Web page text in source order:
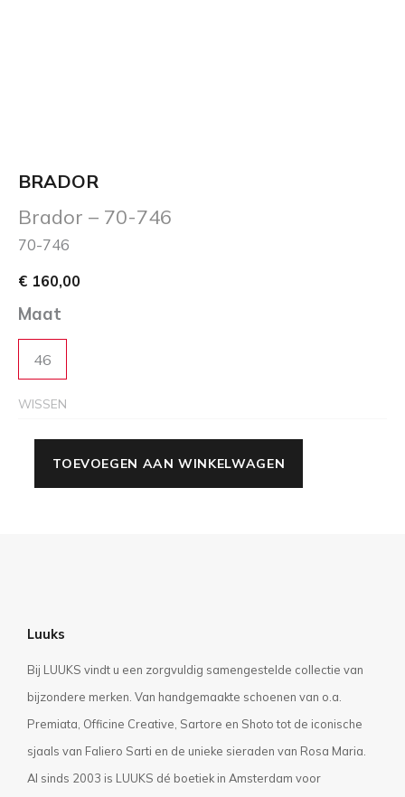
BRADOR
Brador – 70-746
70-746
€ 160,00
Maat
46
WISSEN
TOEVOEGEN AAN WINKELWAGEN
Luuks
Bij LUUKS vindt u een zorgvuldig samengestelde collectie van
bijzondere merken. Van handgemaakte schoenen van o.a.
Premiata, Officine Creative, Sartore en Shoto tot de iconische
sjaals van Faliero Sarti en de unieke sieraden van Rosa Maria.
Al sinds 2003 is LUUKS dé boetiek in Amsterdam voor